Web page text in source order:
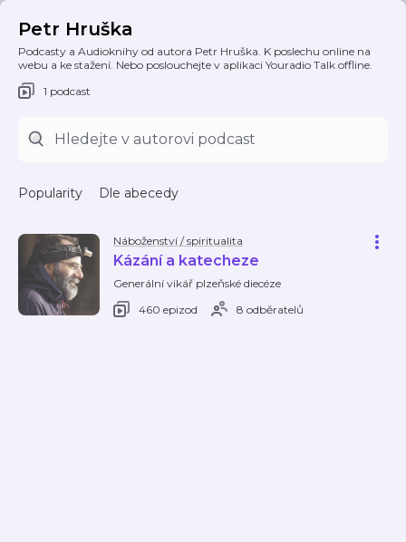
Petr Hruška
Podcasty a Audioknihy od autora Petr Hruška. K poslechu online na
webu a ke stažení. Nebo poslouchejte v aplikaci Youradio Talk offline.
1 podcast
Popularity Dle abecedy
Náboženství / spiritualita
Kázání a katecheze
Generální vikář plzeňské diecéze
460 epizod
8 odběratelů